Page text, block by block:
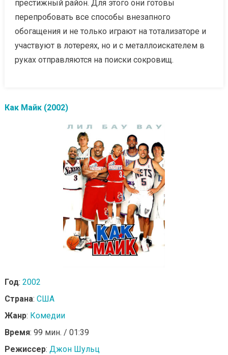
престижный район. Для этого они готовы
перепробовать все способы внезапного
обогащения и не только играют на тотализаторе и
участвуют в лотереях, но и с металлоискателем в
руках отправляются на поиски сокровищ.
Как Майк (2002)
Год: 2002
Страна: США
Жанр: Комедии
Время: 99 мин. / 01:39
Режиссер: Джон Шульц